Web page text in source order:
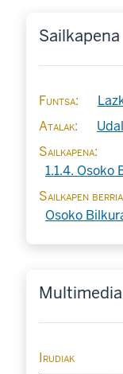
Sailkapena
Funtsa
Atalak
Sailkapena
1.1.4. Osoko
Sailkapen berria
Osoko
Multimedia
Irudiak